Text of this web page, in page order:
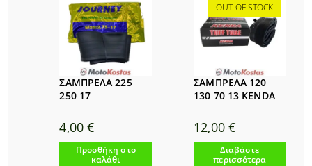
ΣΑΜΠΡΕΛΑ 225
250 17
4,00 €
Προσθήκη στο
καλάθι
OUT OF STOCK
ΣΑΜΠΡΕΛΑ 120
130 70 13 KENDA
12,00 €
Διαβάστε
περισσότερα